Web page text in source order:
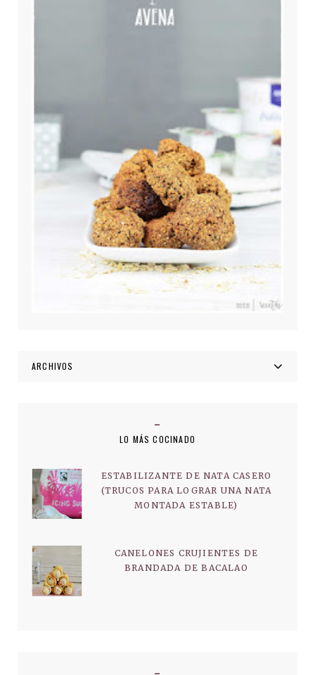
ARCHIVOS
LO MÁS COCINADO
ESTABILIZANTE DE NATA CASERO
(TRUCOS PARA LOGRAR UNA NATA
MONTADA ESTABLE)
CANELONES CRUJIENTES DE
BRANDADA DE BACALAO